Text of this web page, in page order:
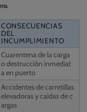
CONSECUENCIAS
DEL
INCUMPLIMIENTO
Cuarentena de la carga
o destrucción inmediat
a en puerto
Accidentes de carretillas
elevadoras y caídas de c
argas